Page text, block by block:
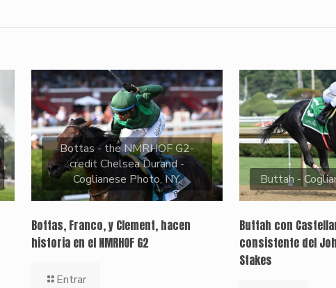
Bottas - the NMRHOF G2-
credit Chelsea Durand -
Coglianese Photo, NY.
Bottas, Franco, y Clement, hacen
historia en el NMRHOF G2
Entrar
Buttah -
Buttah con
consistente del
Stakes